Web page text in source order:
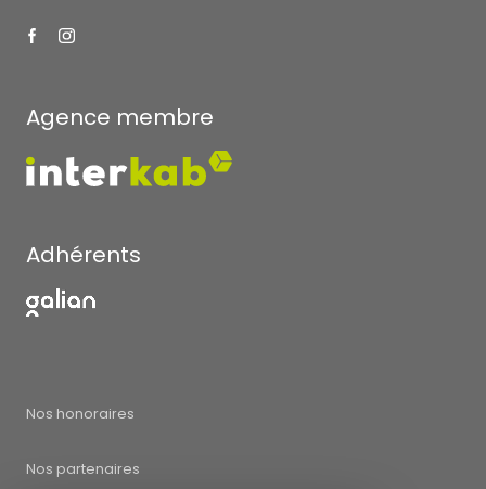
Agence membre
Adhérents
Nos honoraires
Nos partenaires